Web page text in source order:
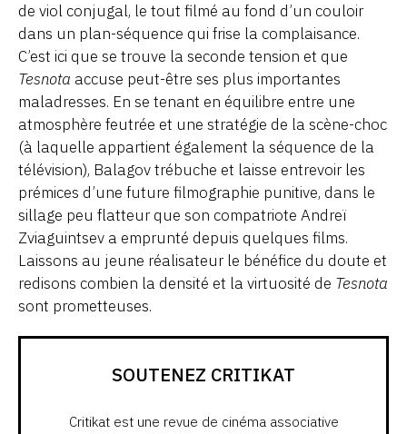
de viol conjugal, le tout filmé au fond d’un couloir
dans un plan-séquence qui frise la complaisance.
C’est ici que se trouve la seconde tension et que
Tesnota accuse peut-être ses plus importantes
maladresses. En se tenant en équilibre entre une
atmosphère feutrée et une stratégie de la scène-choc
(à laquelle appartient également la séquence de la
télévision), Balagov trébuche et laisse entrevoir les
prémices d’une future filmographie punitive, dans le
sillage peu flatteur que son compatriote Andreï
Zviaguintsev a emprunté depuis quelques films.
Laissons au jeune réalisateur le bénéfice du doute et
redisons combien la densité et la virtuosité de Tesnota
sont prometteuses.
SOUTENEZ CRITIKAT
Critikat est une revue de cinéma associative